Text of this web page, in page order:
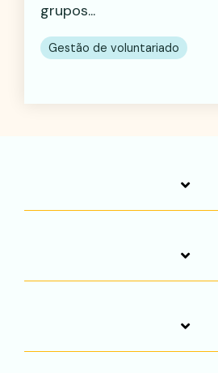
grupos...
Gestão de voluntariado